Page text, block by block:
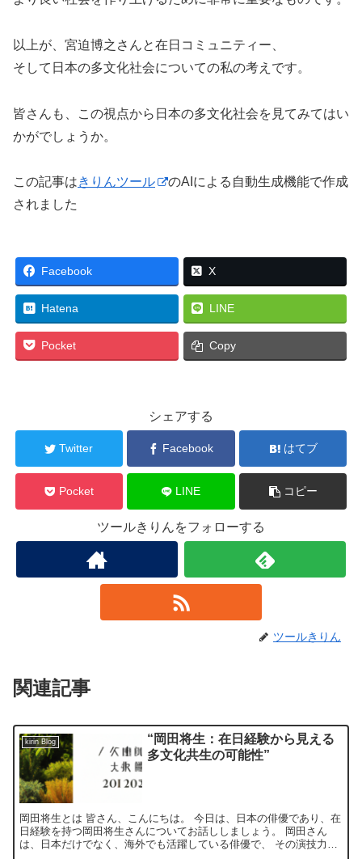
以上が、宮迫博之さんと在日コミュニティー、
そして日本の多文化社会についての私の考えです。
皆さんも、この視点から日本の多文化社会を見てみてはい
かがでしょうか。
この記事はきりんツール
のAIによる自動生成機能で作成
されました
Facebook X
Hatena LINE
Pocket Copy
シェアする
Twitter Facebook はてブ
Pocket LINE コピー
ツールきりんをフォローする
ツールきりん
関連記事
kirin Blog
“岡田将生：在日経験から見える
多文化共生の可能性”
岡田将生とは 皆さん、こんにちは。 今日は、日本の俳優であり、在
日経験を持つ岡田将生さんについてお話ししましょう。 岡田さん
は、日本だけでなく、海外でも活躍している俳優で、 その演技力は